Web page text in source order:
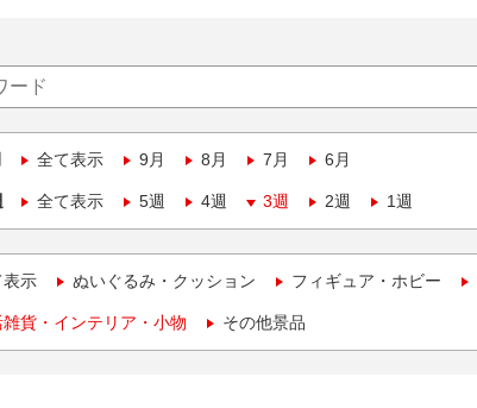
全て表示 9月 8月 7月 6月
全て表示 5週 4週 3週 2週 1週
表示 ぬいぐるみ・クッション フィギュア・ホビー
貨・インテリア・小物 その他景品